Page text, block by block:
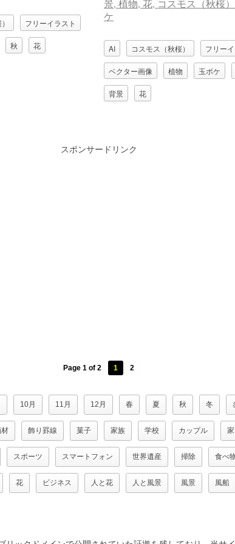
フリーイラスト
秋 花 AI コスモス（秋桜） フリー
ベクター画像 植物 玉ボケ
背景 花
スポンサードリンク
Page 1 of 2 1 2
10月 11月 12月 春 夏 秋 冬
飾り罫線 菓子 家族 学校 カップル
スポーツ スマートフォン 世界遺産 掃除 食べ
花 ビジネス 人と花 人と風景 風景 風船